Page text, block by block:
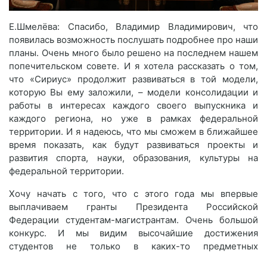
Е.Шмелёва: Спасибо, Владимир Владимирович, что
появилась возможность послушать подробнее про наши
планы. Очень много было решено на последнем нашем
попечительском совете. И я хотела рассказать о том,
что «Сириус» продолжит развиваться в той модели,
которую Вы ему заложили, – модели консолидации и
работы в интересах каждого своего выпускника и
каждого региона, но уже в рамках федеральной
территории. И я надеюсь, что мы сможем в ближайшее
время показать, как будут развиваться проекты и
развития спорта, науки, образования, культуры на
федеральной территории.
Хочу начать с того, что с этого года мы впервые
выплачиваем гранты Президента Российской
Федерации студентам-магистрантам. Очень большой
конкурс. И мы видим высочайшие достижения
студентов не только в каких-то предметных